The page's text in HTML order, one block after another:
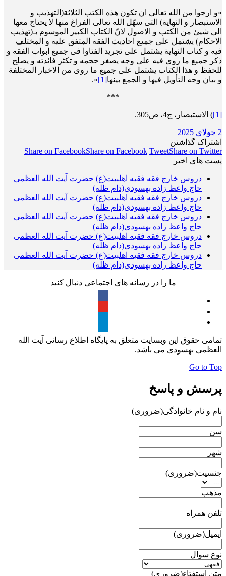
«و ارجوا من الله تعالی ان تکون هذه الکتب الثلاثة(التهذیب و
الاستبصار و النهایة) التی سهّل الله تعالی الفراغ منها لا یحتاج معها
الی شیئ من الکتب و الاصول لانّ الکتاب الکبیر الموسوم بـ(تهذیب
الاحکام) یشتمل علی جمیع احادیث الفقه المتفق علیه و المختلف
فیه و کتاب النهایة یشتمل علی تجرید الفتاوا فی جمیع ابواب الفقه و
ذکر جمیع ما روی فیه علی وجه یصغر حجمه و تکثر فائدته و یصلح
للحفظ و هذا الکتاب یشتمل علی جمیع ما روی من الاخبار المختلفة
و بیان وجه التأویل فیها و الجمع بینها[1]
».
***
[1] ) الاستبصار، ج4، ص305.
2 جولای 2025
اشتراک گذاشتن
Share on FacebookShare on Facebook TweetShare on Twitter
پست های اخیر
دروس خارج فقه فقیه اهلبیت(ع) حضرت آیت الله العظمی
حاج واعظ زاده بهسودی(دام ظله)
دروس خارج فقه فقیه اهلبیت(ع) حضرت آیت الله العظمی
حاج واعظ زاده بهسودی(دام ظله)
دروس خارج فقه فقیه اهلبیت(ع) حضرت آیت الله العظمی
حاج واعظ زاده بهسودی(دام ظله)
دروس خارج فقه فقیه اهلبیت(ع) حضرت آیت الله العظمی
حاج واعظ زاده بهسودی(دام ظله)
دروس خارج فقه فقیه اهلبیت(ع) حضرت آیت الله العظمی
حاج واعظ زاده بهسودی(دام ظله)
ما را در رسانه های اجتماعی دنبال کنید
تمامی حقوق این وبسایت متعلق به پایگاه اطلاع رسانی آیت الله
العظمی بهسودی می باشد.
Go to Top
پرسش و پاسخ
نام و نام خانوادگی(ضروری)
سن
شهر
جنسیت(ضروری)
مذهب
تلفن همراه
ایمیل(ضروری)
نوع سوال
متن استفتاء(ضروری)